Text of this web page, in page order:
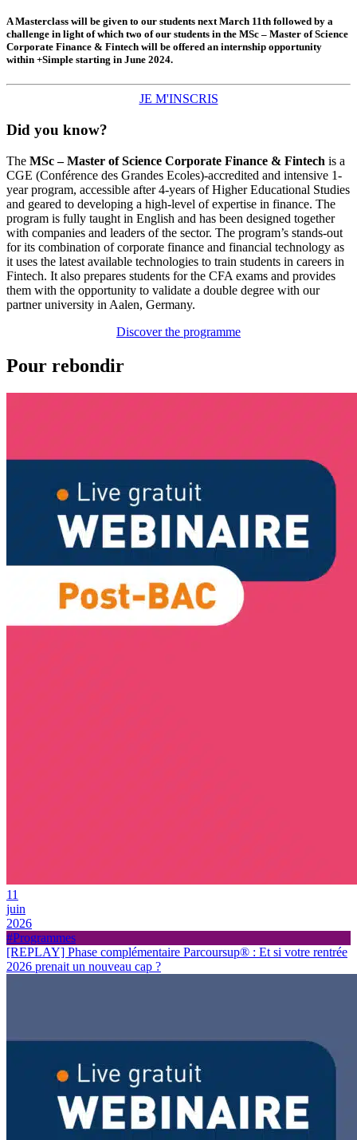
A Masterclass will be given to our students next March 11th followed by a
challenge in light of which two of our students in the MSc – Master of Science
Corporate Finance & Fintech will be offered an internship opportunity
within +Simple starting in June 2024.
JE M'INSCRIS
Did you know?
The MSc – Master of Science Corporate Finance & Fintech is a
CGE (Conférence des Grandes Ecoles)-accredited and intensive 1-
year program, accessible after 4-years of Higher Educational Studies
and geared to developing a high-level of expertise in finance. The
program is fully taught in English and has been designed together
with companies and leaders of the sector. The program’s stands-out
for its combination of corporate finance and financial technology as
it uses the latest available technologies to train students in careers in
Fintech. It also prepares students for the CFA exams and provides
them with the opportunity to validate a double degree with our
partner university in Aalen, Germany.
Discover the programme
Pour rebondir
11
juin
2026
#Programmes
[REPLAY] Phase complémentaire Parcoursup® : Et si votre rentrée
2026 prenait un nouveau cap ?